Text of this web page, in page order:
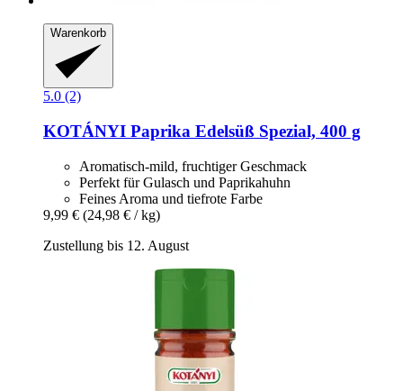
Warenkorb
5.0 (2)
KOTÁNYI Paprika Edelsüß Spezial, 400 g
Aromatisch-mild, fruchtiger Geschmack
Perfekt für Gulasch und Paprikahuhn
Feines Aroma und tiefrote Farbe
9,99 € (24,98 € / kg)
Zustellung bis 12. August